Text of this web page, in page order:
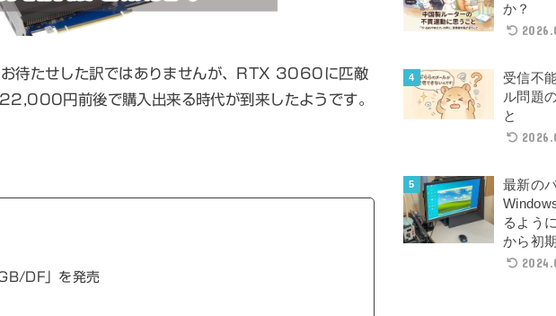
お待たせした訳ではありませんが、RTX 3060に匹敵
円前後で購入出来る時代が到来したようです。
DF」を発売
か？
受信不
ル問題
と
最新の
るよう
から初